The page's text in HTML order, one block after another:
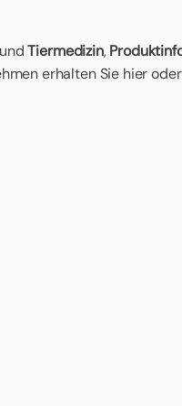
undTiermedizin,
erhalten Sie hier